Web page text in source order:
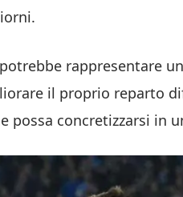
rappresentare
il proprio reparto
possa concretizzarsi in